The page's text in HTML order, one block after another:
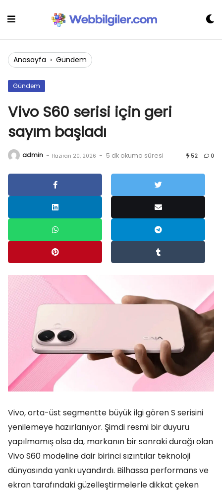
Anasayfa › Gündem
Gündem
Vivo S60 serisi için geri
sayım başladı
admin - Haziran 20, 2026 - 5 dk okuma süresi 52 0
Vivo, orta-üst segmentte büyük ilgi gören S serisini
yenilemeye hazırlanıyor. Şimdi resmi bir duyuru
yapılmamış olsa da, markanın bir sonraki durağı olan
Vivo S60 modeline dair birinci sızıntılar teknoloji
dünyasında yankı uyandırdı. Bilhassa performans ve
ekran tarafındaki güzelleştirmelerle dikkat çeken